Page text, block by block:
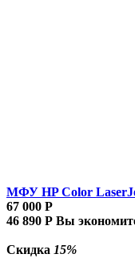
МФУ HP Color
67 000 Р
46 890 Р Вы
Скидка 15%